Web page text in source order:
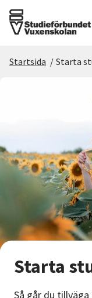
Sök kurser
Om SV
Starta
Cirkelledare
Nyheter
Startsida / Starta
Starta
Så går du